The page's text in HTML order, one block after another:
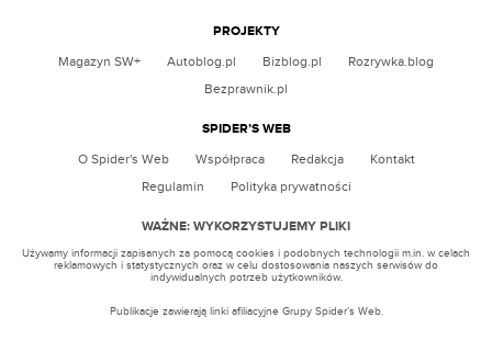
WAŻNE: WYKORZYSTUJEMY PLIKI
Używamy informacji zapisanych za pomocą cookies i podobnych technologii m.in. w celach
reklamowych i statystycznych oraz w celu dostosowania naszych serwisów do
indywidualnych potrzeb użytkowników.
Publikacje zawierają linki afiliacyjne Grupy Spider’s Web.
PROJEKTY
Magazyn SW+ Autoblog.pl Bizblog.pl
Rozrywka.blog
Bezprawnik.pl
SPIDER’S WEB
O Spider's Web Współpraca Redakcja
Kontakt
Regulamin
Polityka prywatności